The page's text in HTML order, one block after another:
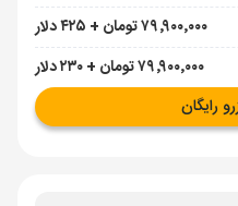
۷۹٬۹۰۰٬۰۰۰ تومان + ۴۲۵ دلار
۷۹٬۹۰۰٬۰۰۰ تومان + ۲۳۰ دلار
رایگان